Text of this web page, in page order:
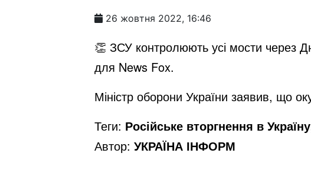
26 жовтня 2022, 16:46
👏 ЗСУ контролюють усі мости через
для News Fox.
Міністр оборони України заявив, що
Теги: Російське вторгнення в
Автор: УКРАЇНА ІНФОРМ